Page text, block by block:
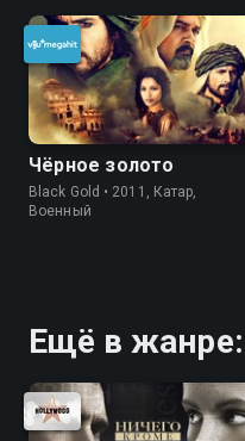
Чёрное золото
Black Gold • 2011, Катар,
Военный
Ещё в